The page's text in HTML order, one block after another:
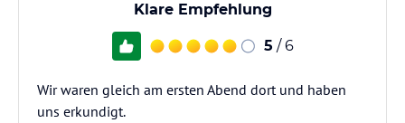
Klare Empfehlung
5 / 6
Wir waren gleich am ersten Abend dort und haben
uns erkundigt.